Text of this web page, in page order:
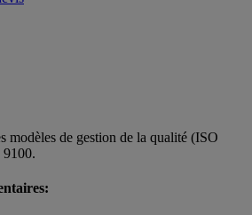
modèles de gestion de la qualité (ISO
9100.